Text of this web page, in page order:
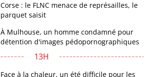
Corse : le FLNC menace de représailles, le
parquet saisit
À Mulhouse, un homme condamné pour
détention d'images pédopornographiques
13H
Face à la chaleur, un été difficile pour les